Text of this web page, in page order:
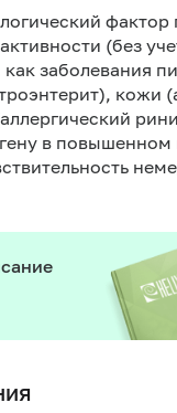
(без
заболевания
в повышенном